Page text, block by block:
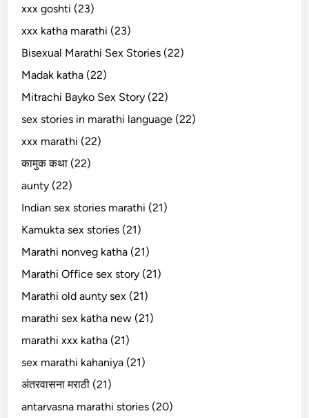
xxx goshti (23)
xxx katha marathi (23)
Bisexual Marathi Sex Stories (22)
Madak katha (22)
Mitrachi Bayko Sex Story (22)
sex stories in marathi language (22)
xxx marathi (22)
कामुक कथा (22)
aunty (22)
Indian sex stories marathi (21)
Kamukta sex stories (21)
Marathi nonveg katha (21)
Marathi Office sex story (21)
Marathi old aunty sex (21)
marathi sex katha new (21)
marathi xxx katha (21)
sex marathi kahaniya (21)
अंतरवासना मराठी (21)
antarvasna marathi stories (20)